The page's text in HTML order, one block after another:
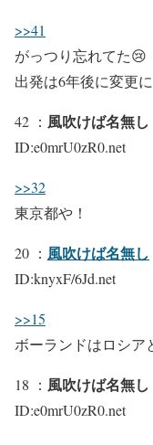
>>41
がっつり忘れてた😢
出発は6年後に変更
42 ： 風吹けば名無し
ID:e0mrU0zR0.net
>>32
東京都や！
20 ： 風吹けば名無し
ID:knyxF/6Jd.net
>>15
ボーランドはロシア
18 ： 風吹けば名無し
ID:e0mrU0zR0.net